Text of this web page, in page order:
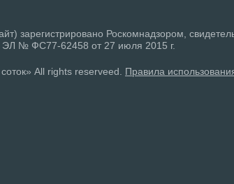
зарегистрировано Роскомнадзором,
№ ФС77-62458 от 27 июля 2015 г.
All rights reserveed. Правила